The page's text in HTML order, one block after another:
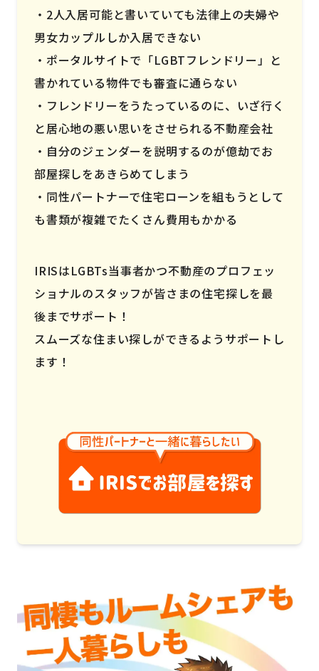
2人入居可能と書いていても法律上の夫婦や
男女カップルしか入居できない
ポータルサイトで「LGBTフレンドリー」と
書かれている物件でも審査に通らない
フレンドリーをうたっているのに、いざ行く
と居心地の悪い思いをさせられる不動産会社
自分のジェンダーを説明するのが億劫でお
部屋探しをあきらめてしまう
同性パートナーで住宅ローンを組もうとして
も書類が複雑でたくさん費用もかかる
IRISはLGBTs当事者かつ不動産のプロフェッ
ショナルのスタッフが皆さまの住宅探しを最
後までサポート！
スムーズな住まい探しができるようサポートし
ます！